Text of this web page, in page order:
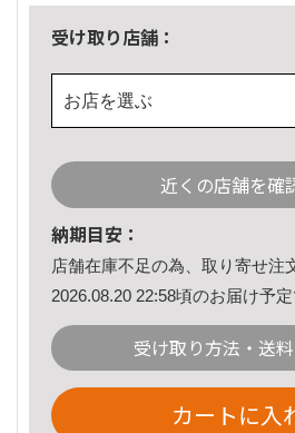
受け取り店舗：
お店を選ぶ
近くの店舗を確
納期目安：
店舗在庫不足の為、取り寄せ注
2026.08.20 22:58頃のお届け予定
受け取り方法・送
カートに入